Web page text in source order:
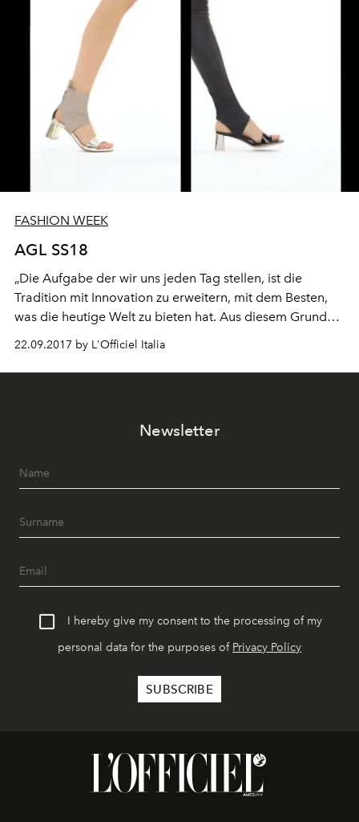
FASHION WEEK
AGL SS18
„Die Aufgabe der wir uns jeden Tag stellen, ist die
Tradition mit Innovation zu erweitern, mit dem Besten,
was die heutige Welt zu bieten hat. Aus diesem Grund
wollten wir unsere neue Kollektion digital präsentieren“
The Giusti Schwestern
22.09.2017 by L'Officiel Italia
Newsletter
I hereby give my consent to the processing of my
personal data for the purposes of Privacy Policy